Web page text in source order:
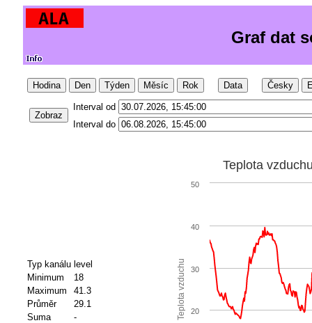
Graf dat
Hodina Den Týden Měsíc Rok Data Česky
Zobraz
Interval od
Interval do
Typ kanálu level
Minimum
18
Maximum
41.3
Průměr
29.1
Suma
- Teplota vzduchu
Teplota
20
30
40
50